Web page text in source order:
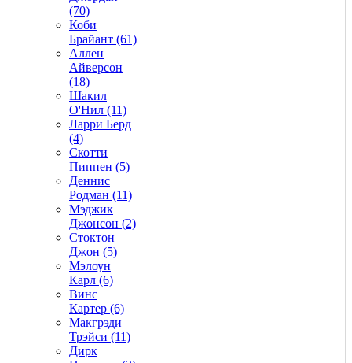
(70)
Коби
Брайант (61)
Аллен
Айверсон
(18)
Шакил
О'Нил (11)
Ларри Берд
(4)
Скотти
Пиппен (5)
Деннис
Родман (11)
Мэджик
Джонсон (2)
Стоктон
Джон (5)
Мэлоун
Карл (6)
Винс
Картер (6)
Макгрэди
Трэйси (11)
Дирк